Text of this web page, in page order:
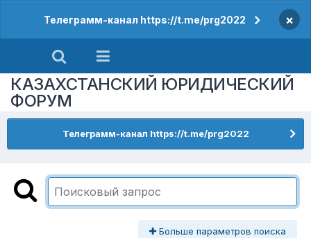
Телеграмм-канал https://t.me/prg2022 ×
КАЗАХСТАНСКИЙ ЮРИДИЧЕСКИЙ
ФОРУМ
Телеграмм-канал https://t.me/prg2022
Больше параметров поиска